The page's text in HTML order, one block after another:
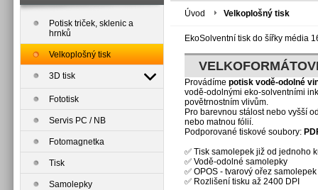
Potisk triček, sklenic a
hrnků
Velkoplošný tisk
3D tisk
Fototisk
Servis PC / NB
Fotomagnetka
Tisk
Samolepky
Úvod Velkoplošný tisk
EkoSolventní tisk do šířky média
Provádíme potisk vodě-odolné
vodě-odolnými eko-solventními
povětrnostním vlivům.
Pro barevnou stálost nebo vyšší
nebo matnou fólií.
Podporované tiskové soubory:
✅ Tisk samolepek již od jednoho
✅ Vodě-odolné samolepky
✅ OPOS - tvarový ořez samolepek
✅ Rozlišení tisku až 2400 DPI